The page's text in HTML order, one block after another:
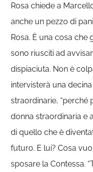
Rosa chiede a
anche un pezzo di
Rosa. È una cosa che
sono riusciti ad
dispiaciuta. Non è
intervisterà una
straordinarie, “perché
donna straordinaria e
di quello che è
futuro. E lui? Cosa
sposare la Contessa.